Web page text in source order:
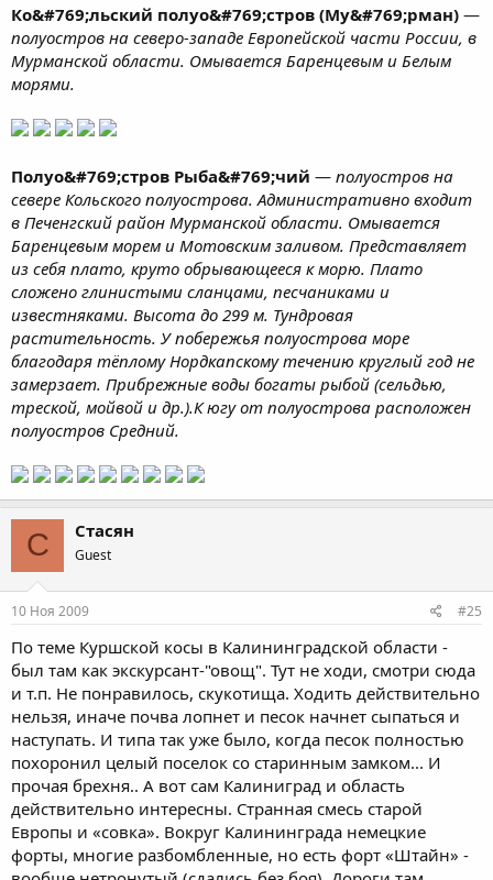
Ко&#769;льский полуо&#769;стров (Му&#769;рман) —
полуостров на северо-западе Европейской части России, в
Мурманской области. Омывается Баренцевым и Белым
морями.
Полуо&#769;стров Рыба&#769;чий — полуостров на
севере Кольского полуострова. Административно входит
в Печенгский район Мурманской области. Омывается
Баренцевым морем и Мотовским заливом. Представляет
из себя плато, круто обрывающееся к морю. Плато
сложено глинистыми сланцами, песчаниками и
известняками. Высота до 299 м. Тундровая
растительность. У побережья полуострова море
благодаря тёплому Нордкапскому течению круглый год не
замерзает. Прибрежные воды богаты рыбой (cельдью,
треской, мойвой и др.).К югу от полуострова расположен
полуостров Средний.
С Стасян
Guest
10 Ноя 2009 #25
По теме Куршской косы в Калининградской области -
был там как экскурсант-"овощ". Тут не ходи, смотри сюда
и т.п. Не понравилось, скукотища. Ходить действительно
нельзя, иначе почва лопнет и песок начнет сыпаться и
наступать. И типа так уже было, когда песок полностью
похоронил целый поселок со старинным замком... И
прочая брехня.. А вот сам Калиниград и область
действительно интересны. Странная смесь старой
Европы и «совка». Вокруг Калининграда немецкие
форты, многие разбомбленные, но есть форт «Штайн» -